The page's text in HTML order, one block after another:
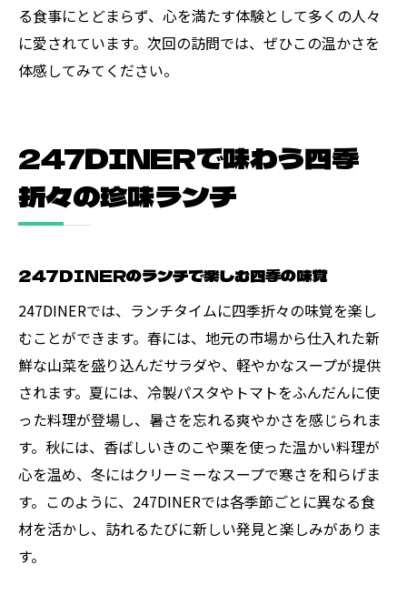
る食事にとどまらず、心を満たす体験として多くの人々
に愛されています。次回の訪問では、ぜひこの温かさを
体感してみてください。
247DINERで味わう四季
折々の珍味ランチ
247DINERのランチで楽しむ四季の味覚
247DINERでは、ランチタイムに四季折々の味覚を楽し
むことができます。春には、地元の市場から仕入れた新
鮮な山菜を盛り込んだサラダや、軽やかなスープが提供
されます。夏には、冷製パスタやトマトをふんだんに使
った料理が登場し、暑さを忘れる爽やかさを感じられま
す。秋には、香ばしいきのこや栗を使った温かい料理が
心を温め、冬にはクリーミーなスープで寒さを和らげま
す。このように、247DINERでは各季節ごとに異なる食
材を活かし、訪れるたびに新しい発見と楽しみがありま
す。